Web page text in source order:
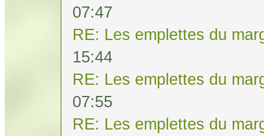
07:47
RE: Les emplettes du
15:44
RE: Les emplettes du
07:55
RE: Les emplettes du